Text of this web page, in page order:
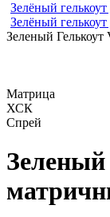
Зелёный
Зелёный
Зеленый
Матрица
ХСК
Спрей
Зеленый